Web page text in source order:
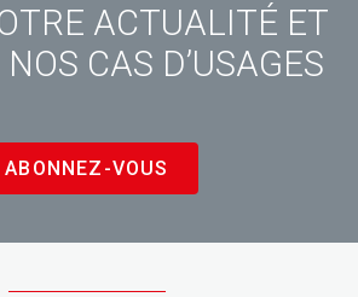
ACTUALITÉ ET
CAS D’USAGES
ABONNEZ-VOUS